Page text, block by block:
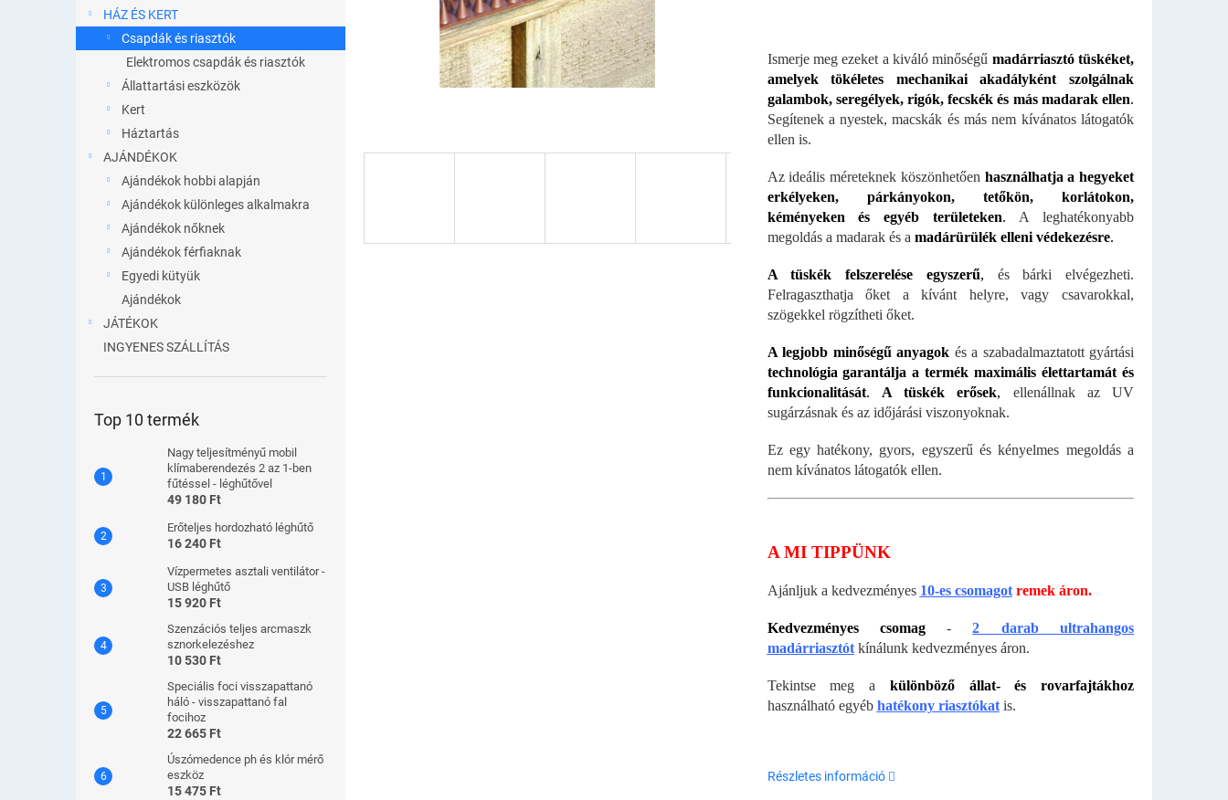
HÁZ ÉS KERT
Csapdák és riasztók
Elektromos csapdák és riasztók
Állattartási eszközök
Kert
Háztartás
AJÁNDÉKOK
Ajándékok hobbi alapján
Ajándékok különleges alkalmakra
Ajándékok nőknek
Ajándékok férfiaknak
Egyedi kütyük
Ajándékok
JÁTÉKOK
INGYENES SZÁLLÍTÁS
Top 10 termék
Nagy teljesítményű mobil
klímaberendezés 2 az 1-ben
fűtéssel - léghűtővel
49 180 Ft
Erőteljes hordozható léghűtő
16 240 Ft
Vízpermetes asztali ventilátor -
USB léghűtő
15 920 Ft
Szenzációs teljes arcmaszk
sznorkelezéshez
10 530 Ft
Speciális foci visszapattanó
háló - visszapattanó fal
focihoz
22 665 Ft
Úszómedence ph és klór mérő
eszköz
15 475 Ft
Ismerje meg ezeket a kiváló minőségű madárriasztó tüskéket,
amelyek tökéletes mechanikai akadályként szolgálnak
galambok, seregélyek, rigók, fecskék és más madarak ellen.
Segítenek a nyestek, macskák és más nem kívánatos látogatók
ellen is.
Az ideális méreteknek köszönhetően használhatja a hegyeket
erkélyeken, párkányokon, tetőkön, korlátokon,
kéményeken és egyéb területeken. A leghatékonyabb
megoldás a madarak és a madárürülék elleni védekezésre.
A tüskék felszerelése egyszerű, és bárki elvégezheti.
Felragaszthatja őket a kívánt helyre, vagy csavarokkal,
szögekkel rögzítheti őket.
A legjobb minőségű anyagok és a szabadalmaztatott gyártási
technológia garantálja a termék maximális élettartamát és
funkcionalitását. A tüskék erősek, ellenállnak az UV
sugárzásnak és az időjárási viszonyoknak.
Ez egy hatékony, gyors, egyszerű és kényelmes megoldás a
nem kívánatos látogatók ellen.
A MI TIPPÜNK
Ajánljuk a kedvezményes 10-es csomagot remek áron.
Kedvezményes csomag -2 darab ultrahangos
madárriasztótkínálunk kedvezményes áron.
Tekintse meg a különböző állat- és rovarfajtákhoz
használható egyéb hatékony riasztókatis.
Részletes információ